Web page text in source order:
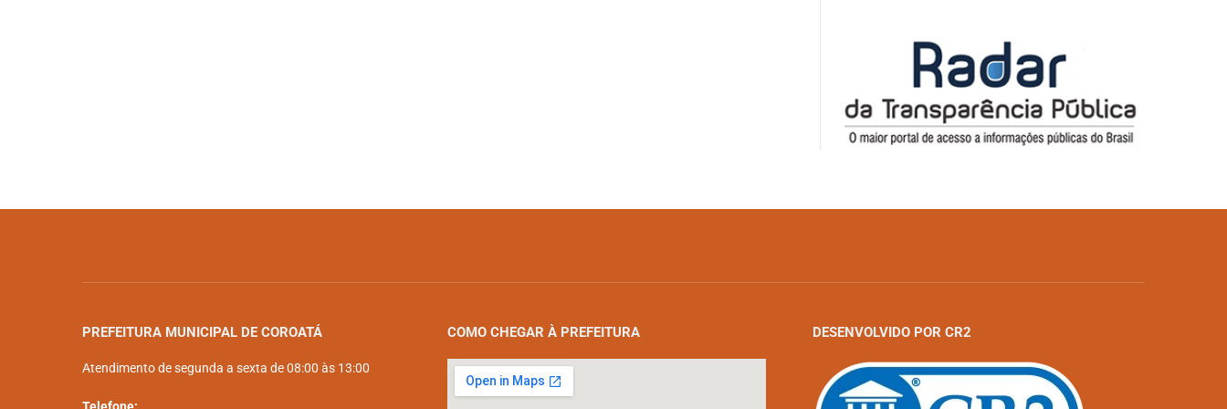
PREFEITURA MUNICIPAL DE COROATÁ
Atendimento de segunda a sexta de 08:00 às 13:00
COMO CHEGAR À PREFEITURA DESENVOLVIDO POR CR2